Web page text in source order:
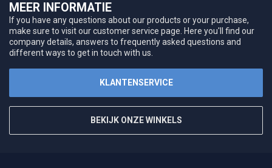
MEER INFORMATIE
If you have any questions about our products or your purchase,
make sure to visit our customer service page. Here you'll find our
company details, answers to frequently asked questions and
different ways to get in touch with us.
KLANTENSERVICE
BEKIJK ONZE WINKELS